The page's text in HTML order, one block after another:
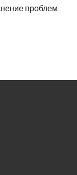
проблем